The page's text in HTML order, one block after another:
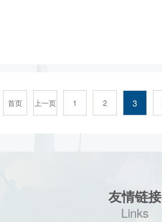
首页 上一页 1 2 3
友情链接
Links